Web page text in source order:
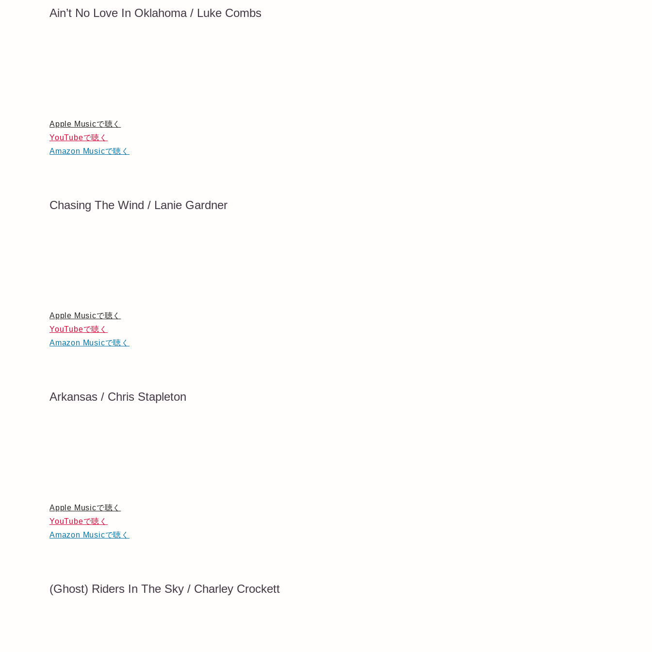
Ain’t No Love In Oklahoma / Luke Combs
Apple Musicで聴く
YouTubeで聴く
Amazon Musicで聴く
Chasing The Wind / Lanie Gardner
Apple Musicで聴く
YouTubeで聴く
Amazon Musicで聴く
Arkansas / Chris Stapleton
Apple Musicで聴く
YouTubeで聴く
Amazon Musicで聴く
(Ghost) Riders In The Sky / Charley Crockett